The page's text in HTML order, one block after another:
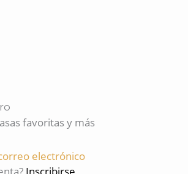
favoritas y más
electrónico
Inscribirse